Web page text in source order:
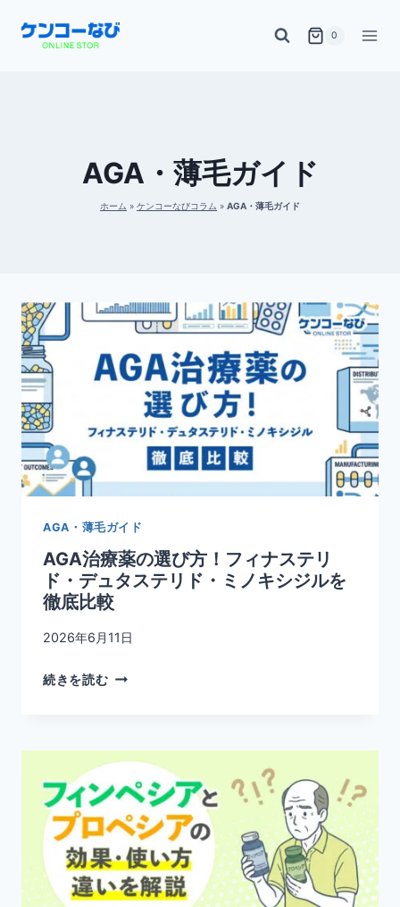
0
AGA・薄毛ガイド
ホーム » ケンコーなびコラム » AGA・薄毛ガイド
AGA・薄毛ガイド
AGA治療薬の選び方！フィナステリ
ド・デュタステリド・ミノキシジルを
徹底比較
2026年6月11日
続きを読むAGA
の
選
方！
フ
ィ
ナ